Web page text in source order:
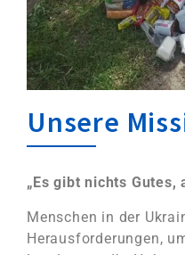
Unsere
„Es gibt nichts Gutes,
Menschen in der
Herausforderungen,